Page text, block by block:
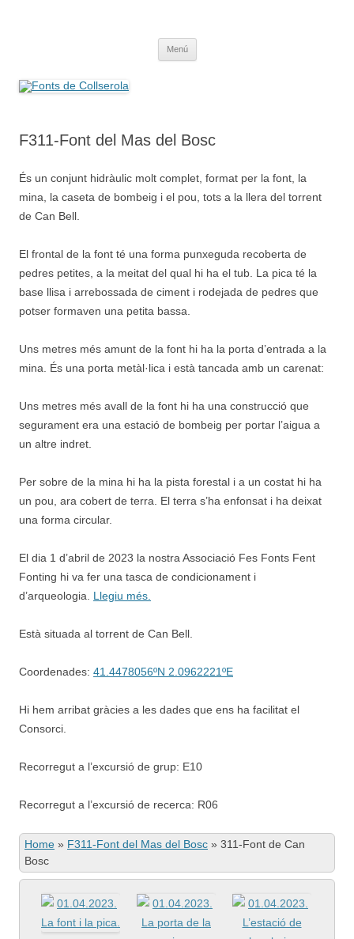
Menú
F311-Font del Mas del Bosc
És un conjunt hidràulic molt complet, format per la font, la
mina, la caseta de bombeig i el pou, tots a la llera del torrent
de Can Bell.
El frontal de la font té una forma punxeguda recoberta de
pedres petites, a la meitat del qual hi ha el tub. La pica té la
base llisa i arrebossada de ciment i rodejada de pedres que
potser formaven una petita bassa.
Uns metres més amunt de la font hi ha la porta d’entrada a la
mina. És una porta metàl·lica i està tancada amb un carenat:
Uns metres més avall de la font hi ha una construcció que
segurament era una estació de bombeig per portar l’aigua a
un altre indret.
Per sobre de la mina hi ha la pista forestal i a un costat hi ha
un pou, ara cobert de terra. El terra s’ha enfonsat i ha deixat
una forma circular.
El dia 1 d’abril de 2023 la nostra Associació Fes Fonts Fent
Fonting hi va fer una tasca de condicionament i
d’arqueologia. Llegiu més.
Està situada al torrent de Can Bell.
Coordenades: 41.4478056ºN 2.0962221ºE
Hi hem arribat gràcies a les dades que ens ha facilitat el
Consorci.
Recorregut a l’excursió de grup: E10
Recorregut a l’excursió de recerca: R06
Home » F311-Font del Mas del Bosc » 311-Font de Can
Bosc